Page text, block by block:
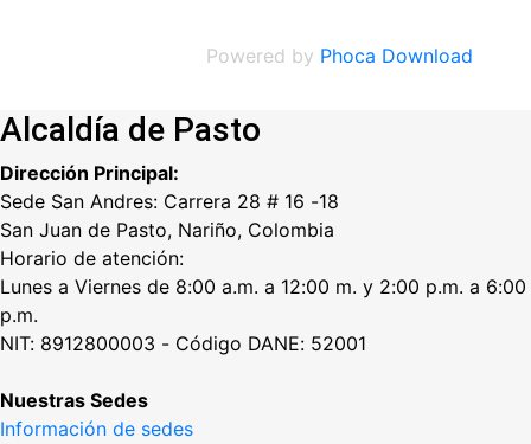
Powered by Phoca Download
Alcaldía de Pasto
Dirección Principal:
Sede San Andres: Carrera 28 # 16 -18
San Juan de Pasto, Nariño, Colombia
Horario de atención:
Lunes a Viernes de 8:00 a.m. a 12:00 m. y 2:00 p.m. a 6:00
p.m.
NIT: 8912800003 - Código DANE: 52001
Nuestras Sedes
Información de sedes